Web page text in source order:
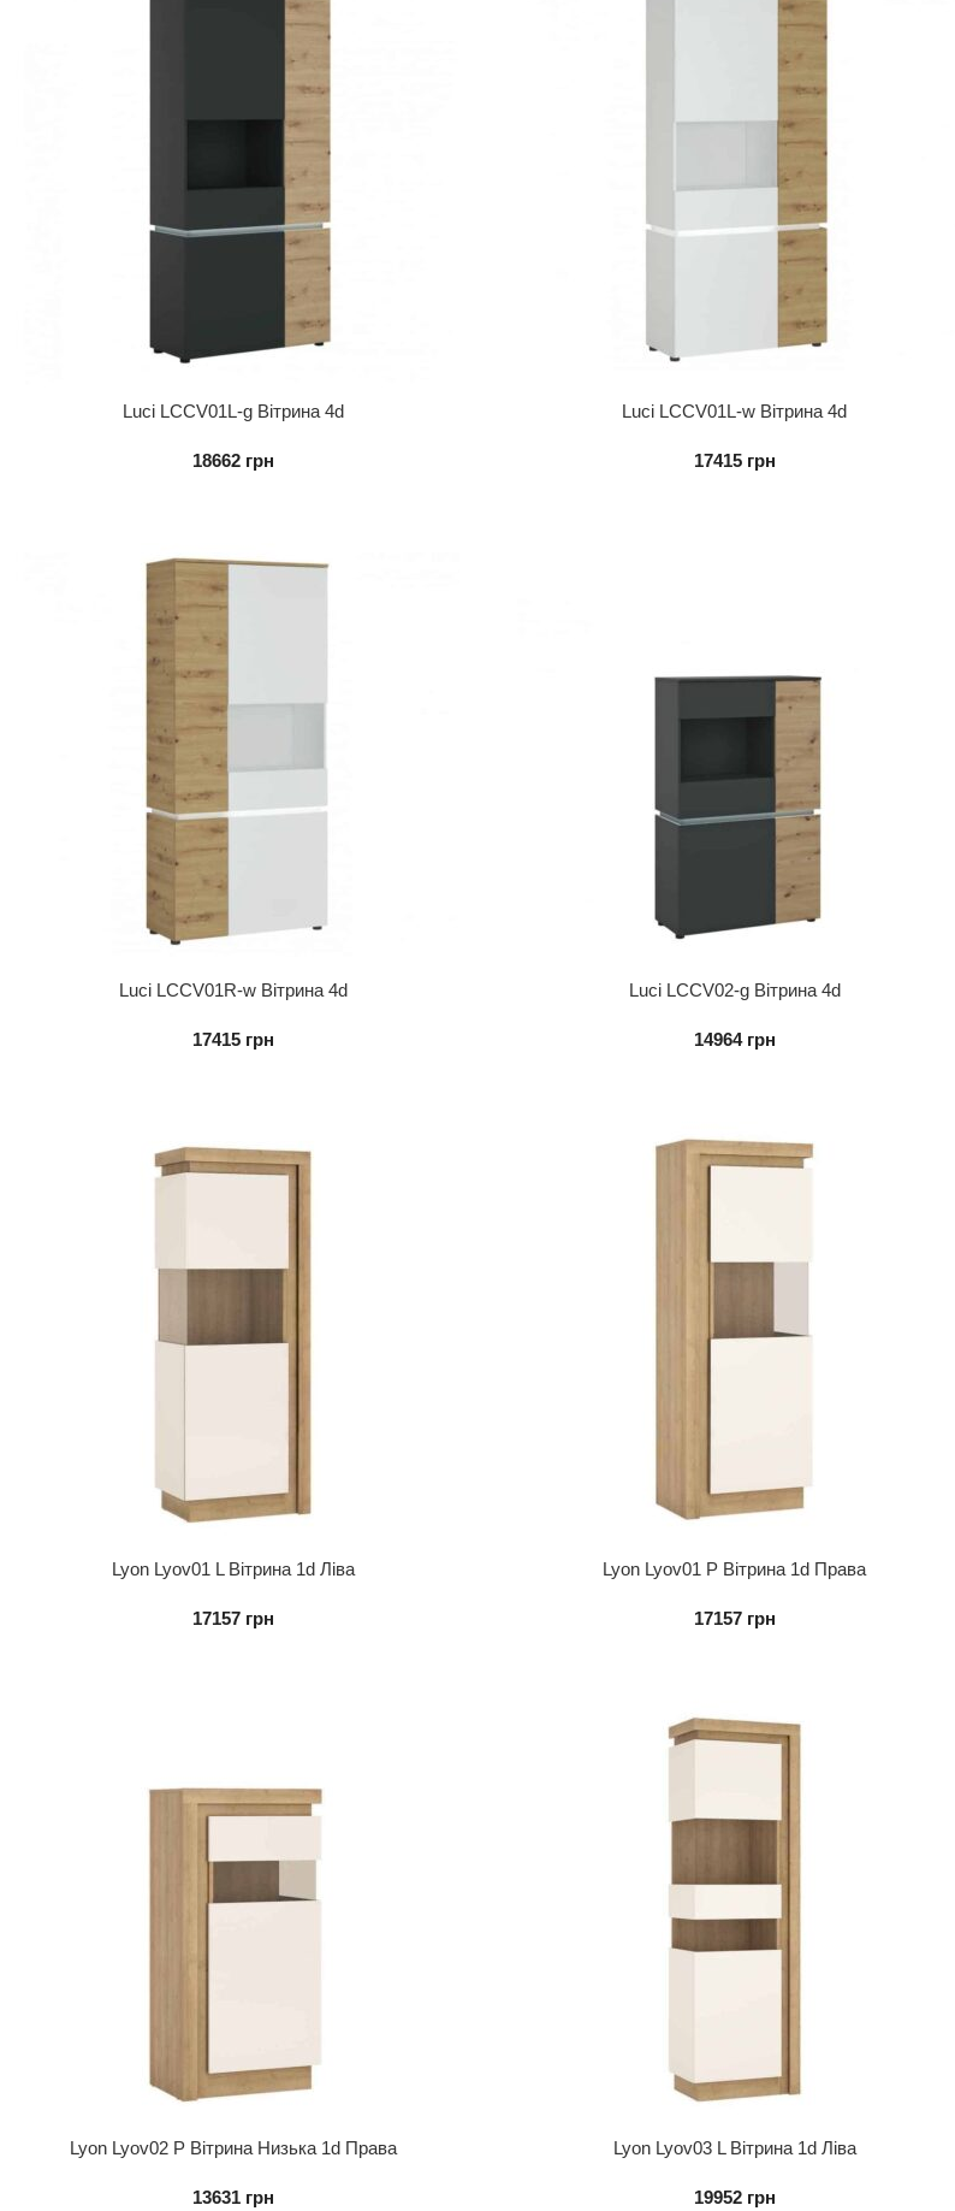
Luci LCCV01L-g Вітрина 4d
18662 грн
Luci LCCV01L-w Вітрина 4d
17415 грн
Luci LCCV01R-w Вітрина 4d
17415 грн
Luci LCCV02-g Вітрина 4d
14964 грн
Lyon Lyov01 L Вітрина 1d Ліва
17157 грн
Lyon Lyov01 P Вітрина 1d Права
17157 грн
Lyon Lyov02 P Вітрина Низька 1d Права
13631 грн
Lyon Lyov03 L Вітрина 1d Ліва
19952 грн